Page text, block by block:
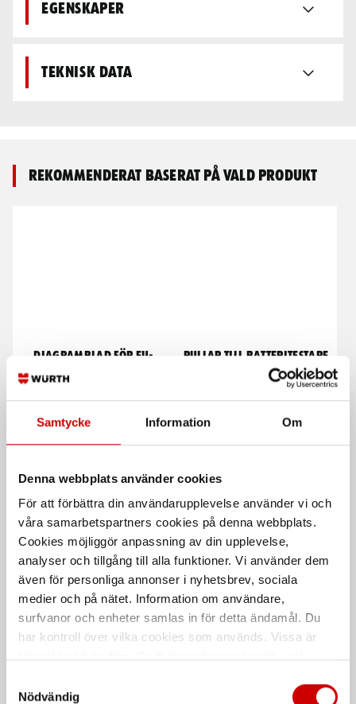
Samtycke Information Om
Denna webbplats använder cookies
För att förbättra din användarupplevelse använder vi och
våra samarbetspartners cookies på denna webbplats.
Cookies möjliggör anpassning av din upplevelse,
analyser och tillgång till alla funktioner. Vi använder dem
även för personliga annonser i nyhetsbrev, sociala
medier och på nätet. Information om användare,
surfvanor och enheter samlas in för detta ändamål. Du
har kontroll över vilka cookies som används. Vissa är
länder utanför EU med olika dataskyddsnormer. Genom
Nödvändig
Egenskaper
Teknisk data
Rekommenderat baserat på vald produkt
Diagramblad för EU-
Rullar till batteritestare
Rullar till batteritestare
Nyckeltags
Polypropen material
Skärmskydd
Skyddar mot skador vid service-,
reparations- och